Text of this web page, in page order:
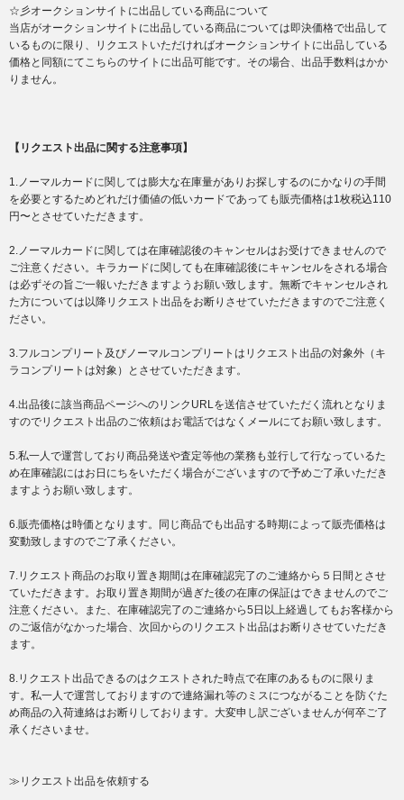
☆彡オークションサイトに出品している商品について
当店がオークションサイトに出品している商品については即決価格で出品して
いるものに限り、リクエストいただければオークションサイトに出品している
価格と同額にてこちらのサイトに出品可能です。その場合、出品手数料はかか
りません。
【リクエスト出品に関する注意事項】
1.ノーマルカードに関しては膨大な在庫量がありお探しするのにかなりの手間
を必要とするためどれだけ価値の低いカードであっても販売価格は1枚税込110
円〜とさせていただきます。
2.ノーマルカードに関しては在庫確認後のキャンセルはお受けできませんので
ご注意ください。キラカードに関しても在庫確認後にキャンセルをされる場合
は必ずその旨ご一報いただきますようお願い致します。無断でキャンセルされ
た方については以降リクエスト出品をお断りさせていただきますのでご注意く
ださい。
3.フルコンプリート及びノーマルコンプリートはリクエスト出品の対象外（キ
ラコンプリートは対象）とさせていただきます。
4.出品後に該当商品ページへのリンクURLを送信させていただく流れとなりま
すのでリクエスト出品のご依頼はお電話ではなくメールにてお願い致します。
5.私一人で運営しており商品発送や査定等他の業務も並行して行なっているた
め在庫確認にはお日にちをいただく場合がございますので予めご了承いただき
ますようお願い致します。
6.販売価格は時価となります。同じ商品でも出品する時期によって販売価格は
変動致しますのでご了承ください。
7.リクエスト商品のお取り置き期間は在庫確認完了のご連絡から５日間とさせ
ていただきます。お取り置き期間が過ぎた後の在庫の保証はできませんのでご
注意ください。また、在庫確認完了のご連絡から5日以上経過してもお客様から
のご返信がなかった場合、次回からのリクエスト出品はお断りさせていただき
ます。
8.リクエスト出品できるのはクエストされた時点で在庫のあるものに限りま
す。私一人で運営しておりますので連絡漏れ等のミスにつながることを防ぐた
め商品の入荷連絡はお断りしております。大変申し訳ございませんが何卒ご了
承くださいませ。
≫リクエスト出品を依頼する